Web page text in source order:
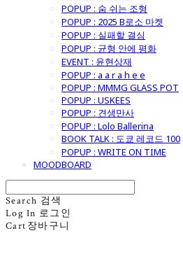
POPUP : 숨 쉬는 조형
POPUP : 2025 B로소 마켓
POPUP : 실패할 결심
POPUP : 균형 안에 평화
EVENT : 윤현상재
POPUP : a a r a h e e
POPUP : MMMG GLASS POT
POPUP : USKEES
POPUP : 견생만사
POPUP : Lolo Ballerina
BOOK TALK : 도쿄 레코드 100
POPUP : WRITE ON TIME
MOODBOARD
Search 검색
Log In 로그인
Cart 장바구니